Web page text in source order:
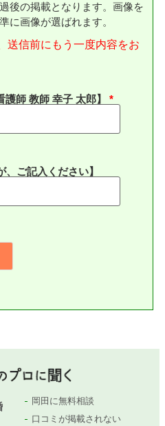
後の掲載となります。画像を
に画像が選ばれます。
送信前にもう一度内容をお
師 教師 幸子 太郎】
、ご記入ください】
岡田に無料相談
口コミが掲載されない